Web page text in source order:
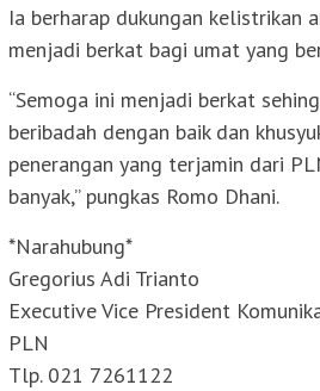
Ia berharap dukungan kelistrikan
menjadi berkat bagi umat yang
“Semoga ini menjadi berkat
beribadah dengan baik dan
penerangan yang terjamin dari
banyak,” pungkas Romo Dhani.
*Narahubung*
Gregorius Adi Trianto
Executive Vice President
PLN
Tlp. 021 7261122